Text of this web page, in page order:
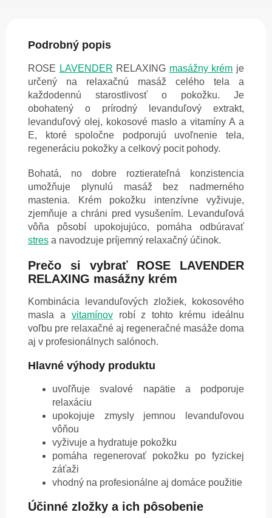
Podrobný popis
ROSE LAVENDER RELAXING masážny krém je
určený na relaxačnú masáž celého tela a
každodennú starostlivosť o pokožku. Je
obohatený o prírodný levanduľový extrakt,
levanduľový olej, kokosové maslo a vitamíny A a
E, ktoré spoločne podporujú uvoľnenie tela,
regeneráciu pokožky a celkový pocit pohody.
Bohatá, no dobre roztierateľná konzistencia
umožňuje plynulú masáž bez nadmerného
mastenia. Krém pokožku intenzívne vyživuje,
zjemňuje a chráni pred vysušením. Levanduľová
vôňa pôsobí upokojujúco, pomáha odbúravať
stres a navodzuje príjemný relaxačný účinok.
Prečo si vybrať ROSE LAVENDER
RELAXING masážny krém
Kombinácia levanduľových zložiek, kokosového
masla a vitamínovrobí z tohto krému ideálnu
voľbu pre relaxačné aj regeneračné masáže doma
aj v profesionálnych salónoch.
Hlavné výhody produktu
uvoľňuje svalové napätie a podporuje
relaxáciu
upokojuje zmysly jemnou levanduľovou
vôňou
vyživuje a hydratuje pokožku
pomáha regenerovať pokožku po fyzickej
záťaži
vhodný na profesionálne aj domáce použitie
Účinné zložky a ich pôsobenie